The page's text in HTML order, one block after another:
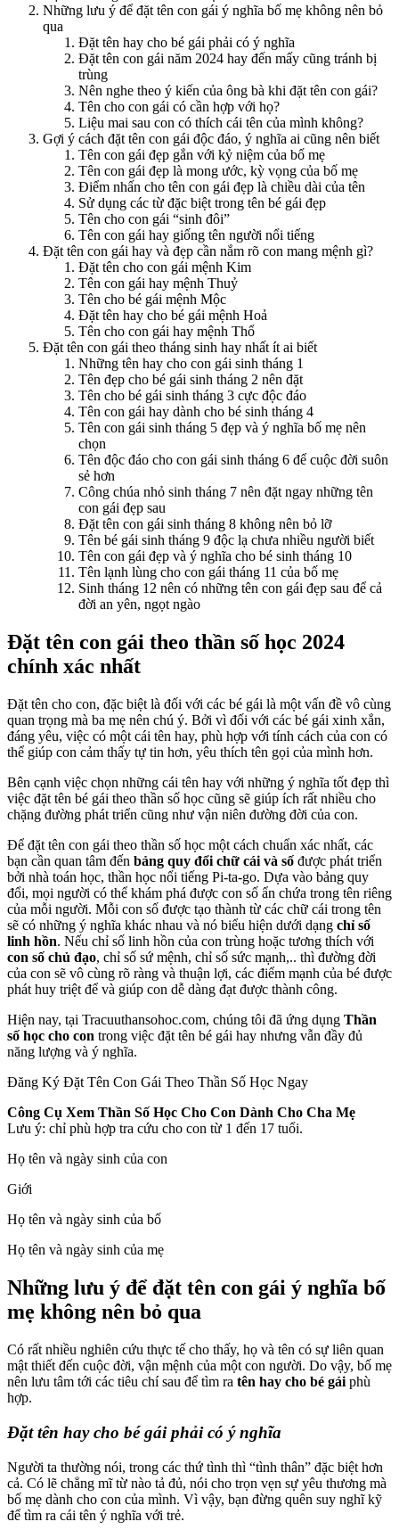
Những lưu ý để đặt tên con gái ý nghĩa bố mẹ không nên bỏ
qua
Đặt tên hay cho bé gái phải có ý nghĩa
Đặt tên con gái năm 2024 hay đến mấy cũng tránh bị
trùng
Nên nghe theo ý kiến của ông bà khi đặt tên con gái?
Tên cho con gái có cần hợp với họ?
Liệu mai sau con có thích cái tên của mình không?
Gợi ý cách đặt tên con gái độc đáo, ý nghĩa ai cũng nên biết
Tên con gái đẹp gắn với kỷ niệm của bố mẹ
Tên con gái đẹp là mong ước, kỳ vọng của bố mẹ
Điểm nhấn cho tên con gái đẹp là chiều dài của tên
Sử dụng các từ đặc biệt trong tên bé gái đẹp
Tên cho con gái “sinh đôi”
Tên con gái hay giống tên người nổi tiếng
Đặt tên con gái hay và đẹp cần nắm rõ con mang mệnh gì?
Đặt tên cho con gái mệnh Kim
Tên con gái hay mệnh Thuỷ
Tên cho bé gái mệnh Mộc
Đặt tên hay cho bé gái mệnh Hoả
Tên cho con gái hay mệnh Thổ
Đặt tên con gái theo tháng sinh hay nhất ít ai biết
Những tên hay cho con gái sinh tháng 1
Tên đẹp cho bé gái sinh tháng 2 nên đặt
Tên cho bé gái sinh tháng 3 cực độc đáo
Tên con gái hay dành cho bé sinh tháng 4
Tên con gái sinh tháng 5 đẹp và ý nghĩa bố mẹ nên
chọn
Tên độc đáo cho con gái sinh tháng 6 để cuộc đời suôn
sẻ hơn
Công chúa nhỏ sinh tháng 7 nên đặt ngay những tên
con gái đẹp sau
Đặt tên con gái sinh tháng 8 không nên bỏ lỡ
Tên bé gái sinh tháng 9 độc lạ chưa nhiều người biết
Tên con gái đẹp và ý nghĩa cho bé sinh tháng 10
Tên lạnh lùng cho con gái tháng 11 của bố mẹ
Sinh tháng 12 nên có những tên con gái đẹp sau để cả
đời an yên, ngọt ngào
Đặt tên con gái theo thần số học 2024
chính xác nhất
Đặt tên cho con, đặc biệt là đối với các bé gái là một vấn đề vô cùng
quan trọng mà ba mẹ nên chú ý. Bởi vì đối với các bé gái xinh xắn,
đáng yêu, việc có một cái tên hay, phù hợp với tính cách của con có
thể giúp con cảm thấy tự tin hơn, yêu thích tên gọi của mình hơn.
Bên cạnh việc chọn những cái tên hay với những ý nghĩa tốt đẹp thì
việc đặt tên bé gái theo thần số học cũng sẽ giúp ích rất nhiều cho
chặng đường phát triển cũng như vận niên đường đời của con.
Để đặt tên con gái theo thần số học một cách chuẩn xác nhất, các
bạn cần quan tâm đến bảng quy đổi chữ cái và số được phát triển
bởi nhà toán học, thần học nổi tiếng Pi-ta-go. Dựa vào bảng quy
đổi, mọi người có thể khám phá được con số ẩn chứa trong tên riêng
của mỗi người. Mỗi con số được tạo thành từ các chữ cái trong tên
sẽ có những ý nghĩa khác nhau và nó biểu hiện dưới dạng chỉ số
linh hồn. Nếu chỉ số linh hồn của con trùng hoặc tương thích với
con số chủ đạo, chỉ số sứ mệnh, chỉ số sức mạnh,.. thì đường đời
của con sẽ vô cùng rõ ràng và thuận lợi, các điểm mạnh của bé được
phát huy triệt để và giúp con dễ dàng đạt được thành công.
Hiện nay, tại Tracuuthansohoc.com, chúng tôi đã ứng dụng Thần
số học cho con trong việc đặt tên bé gái hay nhưng vẫn đầy đủ
năng lượng và ý nghĩa.
Đăng Ký Đặt Tên Con Gái Theo Thần Số Học Ngay
Công Cụ Xem Thần Số Học Cho Con Dành Cho Cha Mẹ
Lưu ý: chỉ phù hợp tra cứu cho con từ 1 đến 17 tuổi.
Họ tên và ngày sinh của con
Giới
Họ tên và ngày sinh của bố
Họ tên và ngày sinh của mẹ
Những lưu ý để đặt tên con gái ý nghĩa bố
mẹ không nên bỏ qua
Có rất nhiều nghiên cứu thực tế cho thấy, họ và tên có sự liên quan
mật thiết đến cuộc đời, vận mệnh của một con người. Do vậy, bố mẹ
nên lưu tâm tới các tiêu chí sau để tìm ra tên hay cho bé gái phù
hợp.
Đặt tên hay cho bé gái phải có ý nghĩa
Người ta thường nói, trong các thứ tình thì “tình thân” đặc biệt hơn
cả. Có lẽ chẳng mĩ từ nào tả đủ, nói cho trọn vẹn sự yêu thương mà
bố mẹ dành cho con của mình. Vì vậy, bạn đừng quên suy nghĩ kỹ
để tìm ra cái tên ý nghĩa với trẻ.